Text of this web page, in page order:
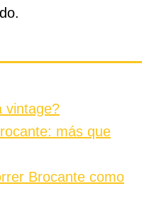
vintage?
más que
Brocante como